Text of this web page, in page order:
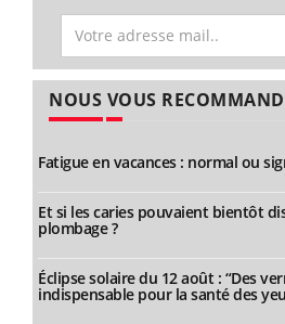
NOUS VOUS
Fatigue en vacances : normal ou
Et si les caries pouvaient bientôt
plombage ?
Éclipse solaire du 12 août : “Des
indispensable pour la santé des